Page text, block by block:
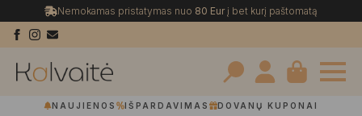
Nemokamas pristatymas nuo 80 Eurį bet kurį paštomatą
Search
NAUJIENOS IŠPARDAVIMAS DOVANŲ KUPONAI